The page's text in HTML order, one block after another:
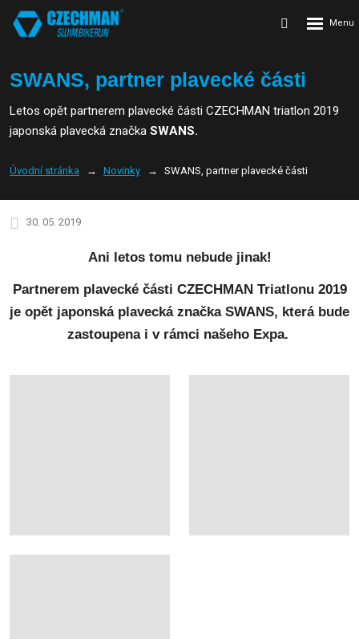
Vyhledávání
Rozbalení
SWANS, partner plavecké části
Letos opět partnerem plavecké části CZECHMAN triatlon 2019
japonská plavecká značka SWANS.
Úvodní stránka Novinky SWANS, partner plavecké části
30. 05. 2019
Ani letos tomu nebude jinak!
Partnerem plavecké části CZECHMAN Triatlonu 2019
je opět japonská plavecká značka SWANS, která bude
zastoupena i v rámci našeho Expa.